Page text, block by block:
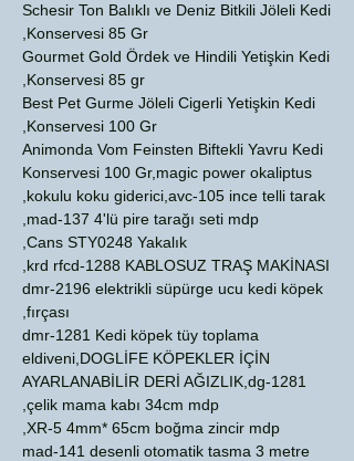
Schesir Ton Balıklı ve Deniz Bitkili Jöleli Kedi
Konservesi 85 Gr,
Gourmet Gold Ördek ve Hindili Yetişkin Kedi
Konservesi 85 gr,
Best Pet Gurme Jöleli Cigerli Yetişkin Kedi
Konservesi 100 Gr,
Animonda Vom Feinsten Biftekli Yavru Kedi
Konservesi 100 Gr,magic power okaliptus
kokulu koku giderici,avc-105 ince telli tarak,
mad-137 4'lü pire tarağı seti mdp,
Cans STY0248 Yakalık,
krd rfcd-1288 KABLOSUZ TRAŞ MAKİNASI,
dmr-2196 elektrikli süpürge ucu kedi köpek
fırçası,
dmr-1281 Kedi köpek tüy toplama
eldiveni,DOGLİFE KÖPEKLER İÇİN
AYARLANABİLİR DERİ AĞIZLIK,dg-1281
çelik mama kabı 34cm mdp,
XR-5 4mm* 65cm boğma zincir mdp,
mad-141 desenli otomatik tasma 3 metre